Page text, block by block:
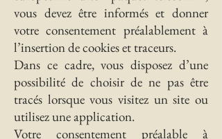
vous devez être informés et donner
votre consentement préalablement à
l’insertion de cookies et traceurs.
Dans ce cadre, vous disposez d’une
possibilité de choisir de ne pas être
tracés lorsque vous visitez un site ou
utilisez une application.
Votre consentement préalable à